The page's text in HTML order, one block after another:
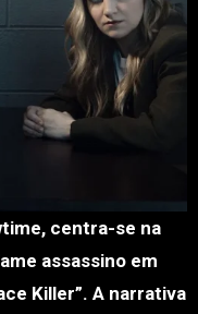
assassino em
Killer”. A narrativa